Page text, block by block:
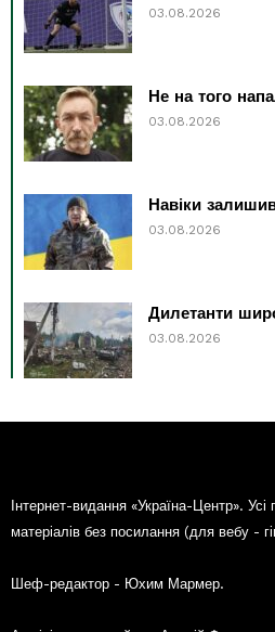
03.08.2026
Не на того
03.08.2026
Навіки
03.08.2026
Дилетанти
03.08.2026
Інтернет-видання «Україна-Центр».
матеріалів без посилання (для вебу -
Шеф-редактор - Юхим Мармер.